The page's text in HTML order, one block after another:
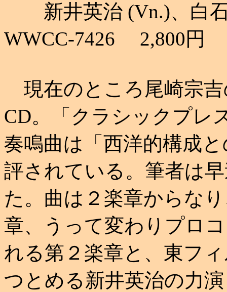
新井英治 (Vn.)、白
WWCC-7426 2,800円
現在のところ尾崎宗
CD。「クラシックプレ
奏鳴曲は「西洋的構成
評されている。筆者は
た。曲は２楽章からな
章、うって変わりプロ
れる第２楽章と、東フ
つとめる新井英治の力